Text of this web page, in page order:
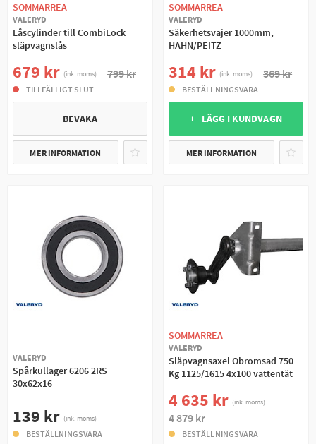
SOMMARREA
VALERYD
Låscylinder till CombiLock
släpvagnslås
679 kr (ink. moms) 799 kr
TILLFÄLLIGT SLUT
BEVAKA
MER INFORMATION
SOMMARREA
VALERYD
Säkerhetsvajer 1000mm,
HAHN/PEITZ
314 kr (ink. moms) 369 kr
BESTÄLLNINGSVARA
+ LÄGG I KUNDVAGN
MER INFORMATION
VALERYD
Spårkullager 6206 2RS
30x62x16
139 kr (ink. moms)
BESTÄLLNINGSVARA
SOMMARREA
VALERYD
Släpvagnsaxel Obromsad 750
Kg 1125/1615 4x100 vattentät
4 635 kr (ink. moms)
4 879 kr
BESTÄLLNINGSVARA